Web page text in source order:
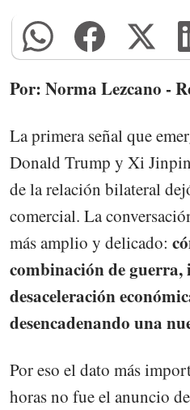
Por: Norma Lezcano -
La primera señal que
Donald Trump y Xi
de la relación bilateral
comercial. La
más amplio y delicado:
combinación de guerra,
desaceleración
desencadenando una
Por eso el dato más
horas no fue el anuncio